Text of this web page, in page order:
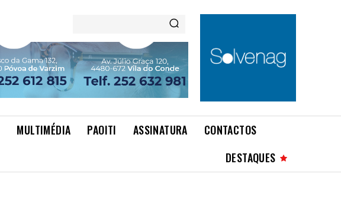
MULTIMÉDIA PAOITI ASSINATURA
CONTACTOS
DESTAQUES